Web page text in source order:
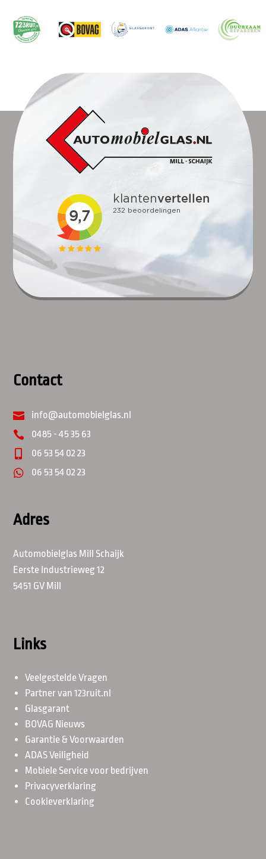
Contact

info@automobielglas.nl

0485 - 45 35 63
06 53 54 02 23

06 53 54 02 23
Adres
Automobielglas Mill Schaijk
Eerste Industrieweg 12
5451 GV Mill
Links
Veelgestelde Vragen
Partner van 123ruit.nl
Glasgarant
BOVAG Nieuws
Garantie & Voorwaarden
ADAS Veiligheid
Mobiele Service voor bedrijven
Privacyverklaring
Cookieverklaring